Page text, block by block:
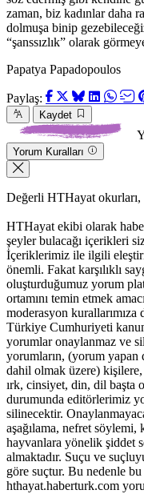
zaman, biz kadınlar daha
dolmuşa binip
“şanssızlık” olarak
Papatya Papadopoulos
Paylaş:
Kaydet
Yorum Kuralları
Değerli HTHayat okurları,
HTHayat ekibi olarak
şeyler bulacağı içerikleri
İçeriklerimiz ile ilgili
önemli. Fakat karşılıklı
oluşturduğumuz yorum
ortamını temin etmek
moderasyon
Türkiye Cumhuriyeti
yorumlar onaylanmaz ve
yorumların, (yorum yapan
dahil olmak üzere)
ırk, cinsiyet, din, dil başta
durumunda editörlerimiz
silinecektir.
aşağılama, nefret söylemi,
hayvanlara yönelik şiddet
almaktadır. Suçu ve
göre suçtur. Bu nedenle
hthayat.haberturk.com